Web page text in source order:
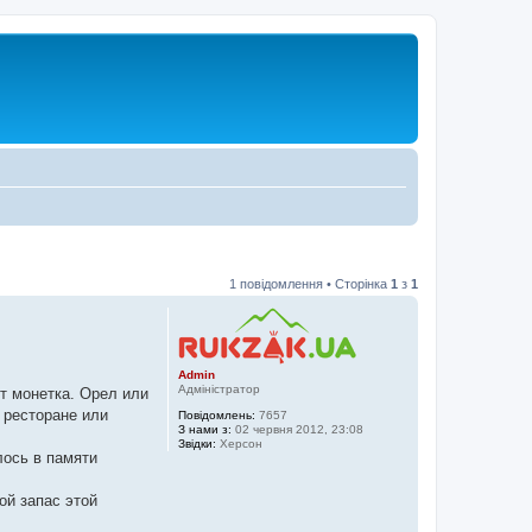
1 повідомлення • Сторінка 1 з 1
Admin
Адміністратор
Повідомлень: 7657
З нами з: 02 червня 2012, 23:08
Звідки: Херсон
монетка. Орел или
или
в памяти
запас этой